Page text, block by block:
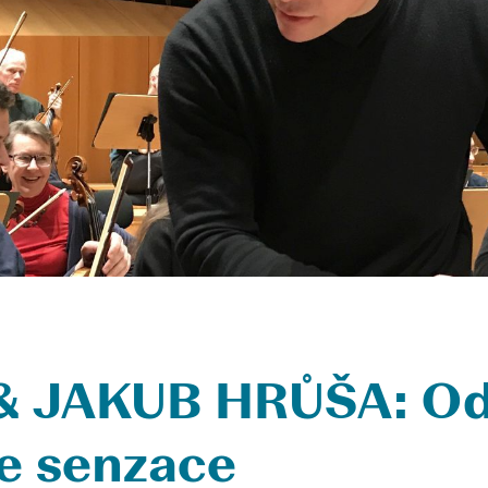
JAKUB HRŮŠA:
senzace